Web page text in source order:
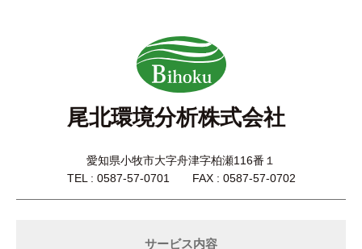
尾北環境分析株式会社
愛知県小牧市大字舟津字柏瀬116番１
TEL : 0587-57-0701 FAX : 0587-57-0702
サービス内容